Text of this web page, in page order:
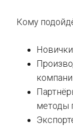
Кому
методы